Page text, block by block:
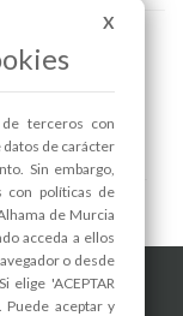
X
terceros con
datos de carácter
Sin embargo,
con políticas de
de Murcia
acceda a ellos
o desde
elige 'ACEPTAR
Puede aceptar y